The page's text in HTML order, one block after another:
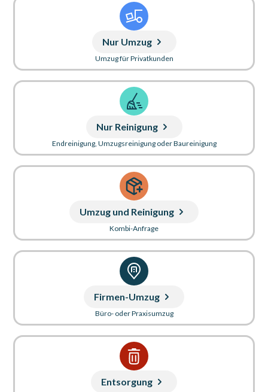
Nur Umzug
Umzug für Privatkunden
Nur Reinigung
Endreinigung, Umzugsreinigung oder Baureinigung
Umzug und Reinigung
Kombi-Anfrage
Firmen-Umzug
Büro- oder Praxisumzug
Entsorgung